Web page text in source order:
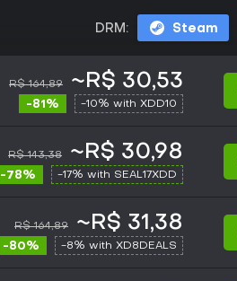
DRM: Steam
R$ 164,89 ~R$ 30,53
-81% -10% with XDD10
R$ 143,38 ~R$ 30,98
-78% -17% with SEAL17XDD
R$ 164,89 ~R$ 31,38
-80% -8% with XD8DEALS